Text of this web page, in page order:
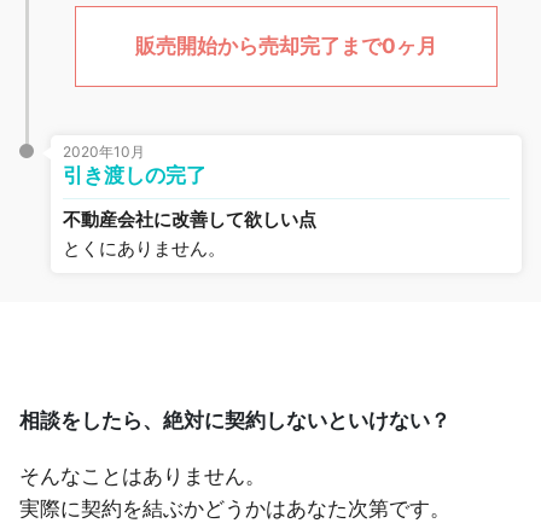
販売開始から売却完了まで0ヶ月
2020年10月
引き渡しの完了
不動産会社に改善して欲しい点
とくにありません。
相談をしたら、絶対に契約しないといけない？
そんなことはありません。
実際に契約を結ぶかどうかはあなた次第です。